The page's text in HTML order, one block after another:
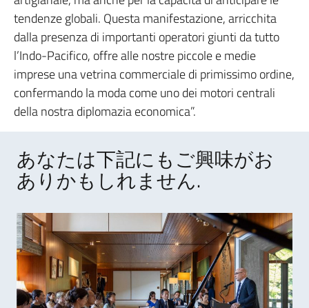
tendenze globali. Questa manifestazione, arricchita
dalla presenza di importanti operatori giunti da tutto
l’Indo-Pacifico, offre alle nostre piccole e medie
imprese una vetrina commerciale di primissimo ordine,
confermando la moda come uno dei motori centrali
della nostra diplomazia economica”.
あなたは下記にもご興味がお
ありかもしれません.